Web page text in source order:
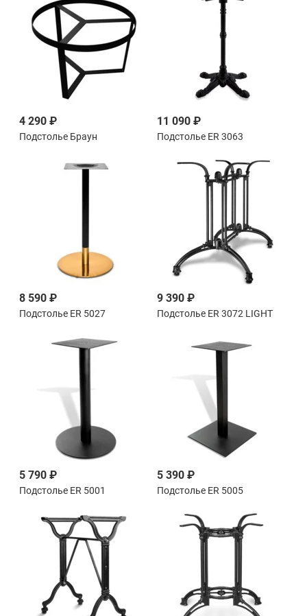
4 290 ₽
Подстолье Браун
11 090 ₽
Подстолье ER 3063
8 590 ₽
Подстолье ER 5027
9 390 ₽
Подстолье ER 3072 LIGHT
5 790 ₽
Подстолье ER 5001
5 390 ₽
Подстолье ER 5005